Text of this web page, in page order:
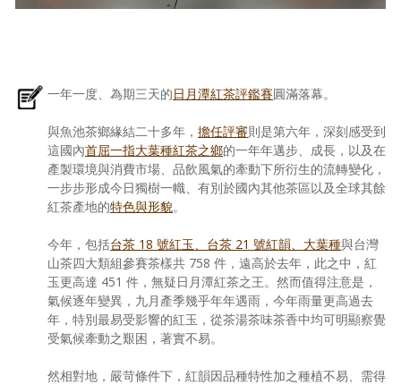
一年一度、為期三天的日月潭紅茶評鑑賽圓滿落幕。
與魚池茶鄉緣結二十多年， 擔任評審則是第六年，深刻感受到
這國內首屈一指大葉種紅茶之鄉的一年年邁步、成長，以及在
產製環境與消費市場、品飲風氣的牽動下所衍生的流轉變化，
一步步形成今日獨樹一幟、有別於國內其他茶區以及全球其餘
紅茶產地的特色與形貌。
今年，包括台茶 18 號紅玉、台茶 21 號紅韻、大葉種與台灣
山茶四大類組參賽茶樣共 758 件，遠高於去年，此之中，紅
玉更高達 451 件，無疑日月潭紅茶之王。然而值得注意是，
氣候逐年變異，九月產季幾乎年年遇雨，今年雨量更高過去
年，特別最易受影響的紅玉，從茶湯茶味茶香中均可明顯察覺
受氣候牽動之艱困，著實不易。
然相對地，嚴苛條件下，紅韻因品種特性加之種植不易、需得